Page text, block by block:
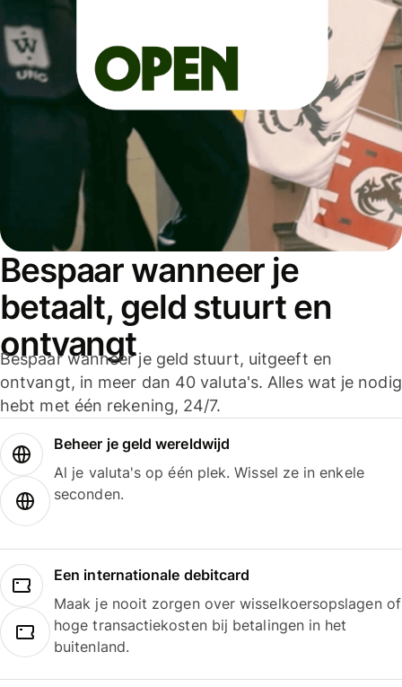
Bespaar wanneer je
betaalt, geld stuurt en
ontvangt
Bespaar wanneer je geld stuurt, uitgeeft en
ontvangt, in meer dan 40 valuta's. Alles wat je nodig
hebt met één rekening, 24/7.
Beheer je geld wereldwijd
Al je valuta's op één plek. Wissel ze in enkele
seconden.
Een internationale debitcard
Maak je nooit zorgen over wisselkoersopslagen of
hoge transactiekosten bij betalingen in het
buitenland.